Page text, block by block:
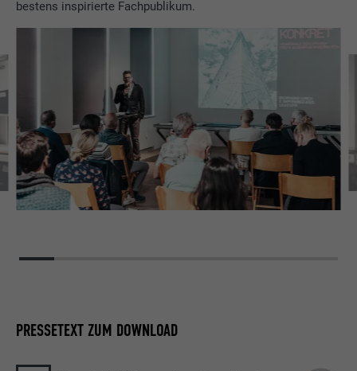
bestens inspirierte Fachpublikum.
PRESSETEXT ZUM DOWNLOAD